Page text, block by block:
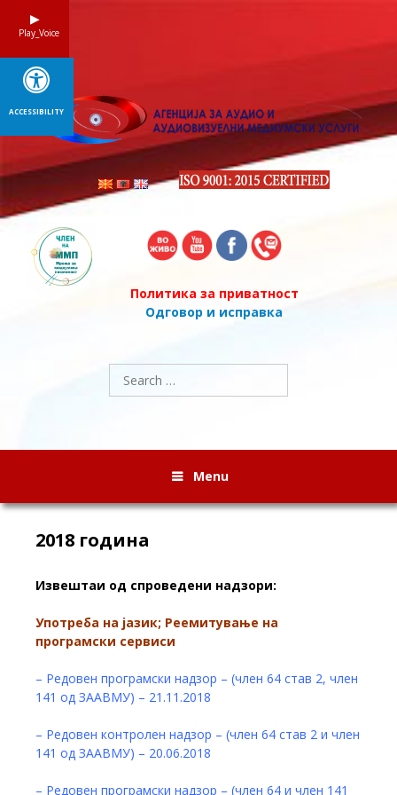
Политика за приватност
Одговор и исправка
Search
for:
Menu
2018 година
Извештаи од спроведени надзори:
Употреба на јазик; Реемитување на
програмски сервиси
– Редовен програмски надзор – (член 64 став 2, член
141 од ЗААВМУ) – 21.11.2018
– Редовен контролен надзор – (член 64 став 2 и член
141 од ЗААВМУ) – 20.06.2018
– Редовен програмски надзор – (член 64 и член 141
Play_Voice
ACCESSIBILITY